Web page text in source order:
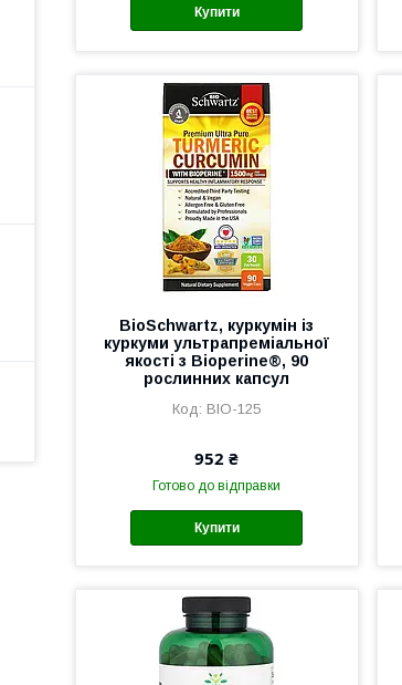
Купити
BioSchwartz, куркумін із
куркуми ультрапреміальної
якості з Bioperine®, 90
рослинних капсул
BIO-125
952 ₴
Готово до відправки
Купити